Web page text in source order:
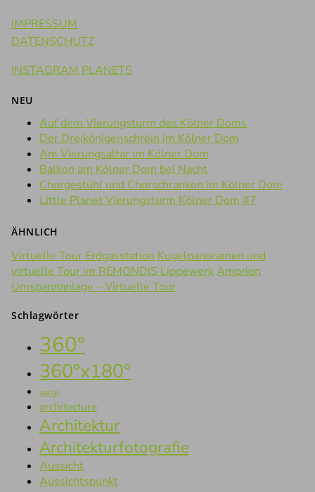
IMPRESSUM
DATENSCHUTZ
INSTAGRAM PLANETS
NEU
Auf dem Vierungsturm des Kölner Doms
Der Dreikönigenschrein im Kölner Dom
Am Vierungsaltar im Kölner Dom
Balkon am Kölner Dom bei Nacht
Chorgestühl und Chorschranken im Kölner Dom
Little Planet Vierungsturm Kölner Dom #7
ÄHNLICH
Virtuelle Tour Erdgasstation Kugelpanoramen und
virtuelle Tour im REMONDIS LippewerkAmprion
Umspannanlage – Virtuelle Tour
Schlagwörter
360°
360°x180°
aerial
architecture
Architektur
Architekturfotografie
Aussicht
Aussichtspunkt